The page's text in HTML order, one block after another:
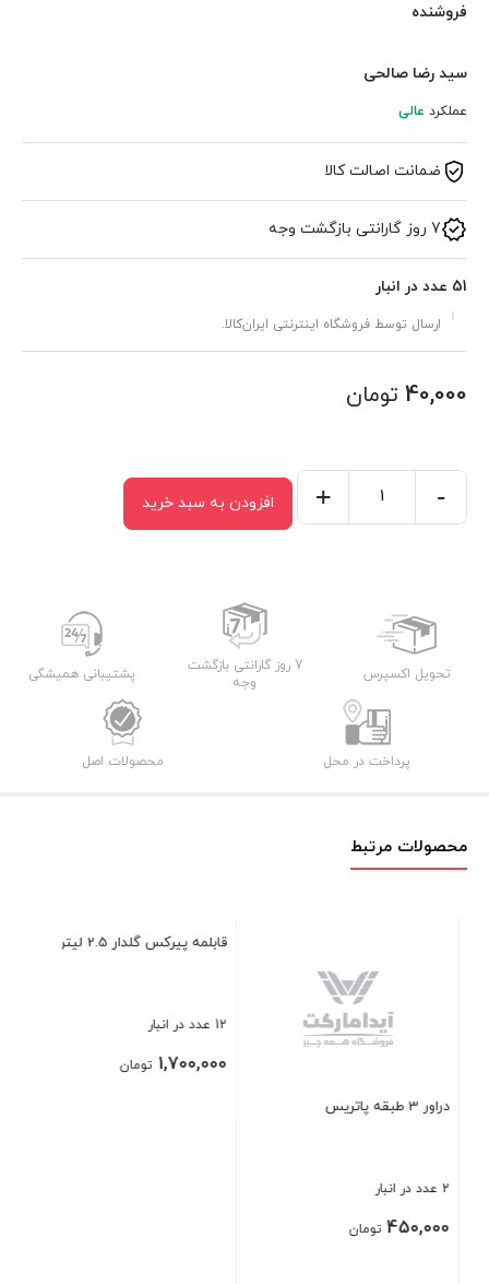
فروشنده
سید رضا صالحی
عملکرد عالی
ضمانت اصالت کالا
7 روز گارانتی بازگشت وجه
51 عدد در انبار
ارسال توسط فروشگاه اینترنتی ایران‌کالا.
40,000 تومان
-
+ افزودن به سبد خرید
تحویل اکسپرس
7 روز گارانتی بازگشت
وجه
پشتیبانی همیشگی
پرداخت در محل محصولات اصل
محصولات مرتبط
قابلمه پیرکس گلدار 2.5 لیتری
12 عدد در انبار
1,700,000